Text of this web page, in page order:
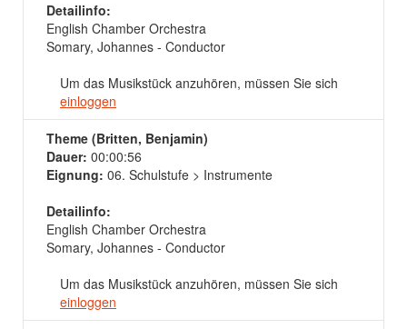
Detailinfo:
English Chamber Orchestra
Somary, Johannes - Conductor
Um das Musikstück anzuhören, müssen Sie sich
einloggen
Theme (Britten, Benjamin)
Dauer: 00:00:56
Eignung: 06. Schulstufe > Instrumente
Detailinfo:
English Chamber Orchestra
Somary, Johannes - Conductor
Um das Musikstück anzuhören, müssen Sie sich
einloggen